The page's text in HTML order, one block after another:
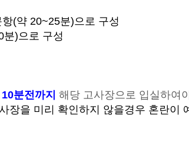
(약 20~25분)으로 구성
분)으로 구성
분전까지 해당 고사장으로 입실하여
장을 미리 확인하지 않을경우 혼란